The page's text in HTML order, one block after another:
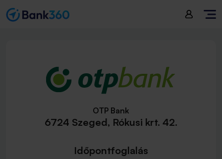
OTP Bank
6724 Szeged, Rókusi krt. 42.
Időpontfoglalás